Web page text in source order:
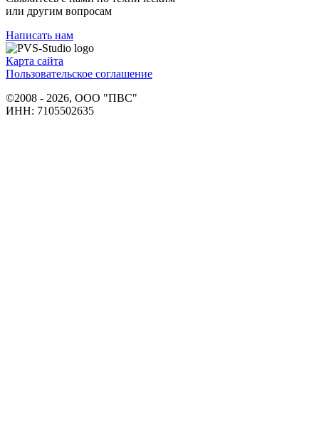
или другим вопросам
Написать нам
Карта сайта
Пользовательское соглашение
©2008 - 2026, ООО "ПВС"
ИНН: 7105502635